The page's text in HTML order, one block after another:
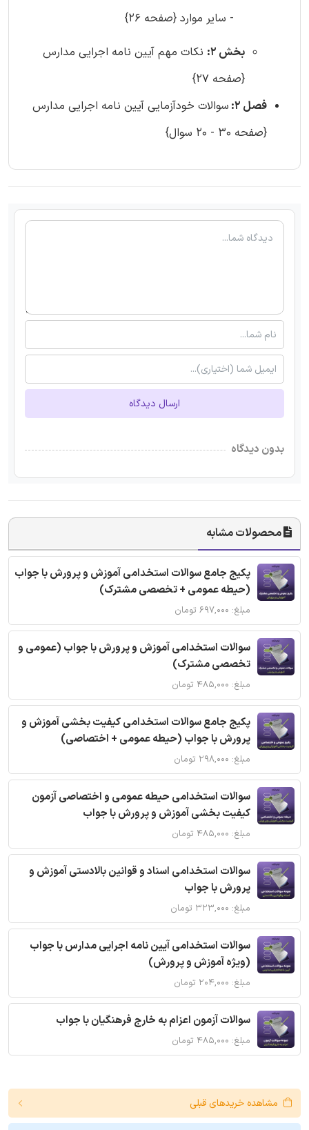
- سایر موارد {صفحه 26}
بخش 2:
نکات مهم آیین نامه اجرایی مدارس
{صفحه 27}
فصل 2:
سوالات خودآزمایی آیین نامه اجرایی مدارس
{صفحه 30 - 20 سوال}
ارسال دیدگاه
بدون دیدگاه
محصولات مشابه
پکیج جامع سوالات استخدامی آموزش و پرورش با جواب
(حیطه عمومی + تخصصی مشترک)
مبلغ: ۶۹۷,۰۰۰ تومان
سوالات استخدامی آموزش و پرورش با جواب (عمومی و
تخصصی مشترک)
مبلغ: ۴۸۵,۰۰۰ تومان
پکیج جامع سوالات استخدامی کیفیت بخشی آموزش و
پرورش با جواب (حیطه عمومی + اختصاصی)
مبلغ: ۲۹۸,۰۰۰ تومان
سوالات استخدامی حیطه عمومی و اختصاصی آزمون
کیفیت بخشی آموزش و پرورش با جواب
مبلغ: ۴۸۵,۰۰۰ تومان
سوالات استخدامی اسناد و قوانین بالادستی آموزش و
پرورش با جواب
مبلغ: ۳۲۳,۰۰۰ تومان
سوالات استخدامی آیین نامه اجرایی مدارس با جواب
(ویژه آموزش و پرورش)
مبلغ: ۲۰۴,۰۰۰ تومان
سوالات آزمون اعزام به خارج فرهنگیان با جواب
مبلغ: ۴۸۵,۰۰۰ تومان
مشاهده خریدهای قبلی